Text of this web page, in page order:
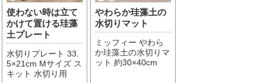
使わない時は立て
かけて置ける珪藻
土プレート
水切りプレート 33.
5×21cm Mサイズ ス
キット 水切り用
やわらか珪藻土の
水切りマット
ミッフィー やわら
か珪藻土の水切りマ
ット 約30×40cm